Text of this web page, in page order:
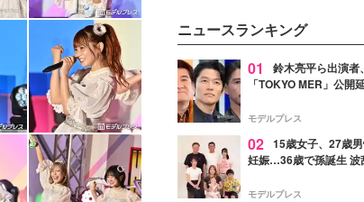
性を秘めた、革
Capturing Skin
プチャリングス
技術を、花王が
ニュースランキング
01
鈴木亮平ら出演者
「TOKYO MER」公開
最大の敬意とエールを」
モデルプレス
02 15歳女子、27歳
妊娠…36歳で孫誕生 波
よ！」
モデルプレス